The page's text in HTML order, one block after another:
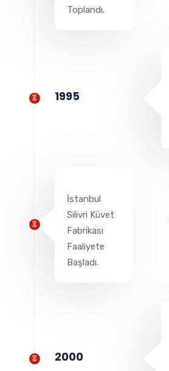
Toplandı.
1995
İstanbul
Silivri Küvet
Fabrikası
Faaliyete
Başladı.
2000